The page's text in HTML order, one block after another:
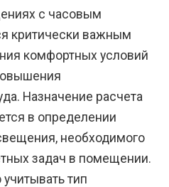
с часовым
критически важным
комфортных условий
Назначение расчета
в определении
необходимого
задач в помещении.
тип